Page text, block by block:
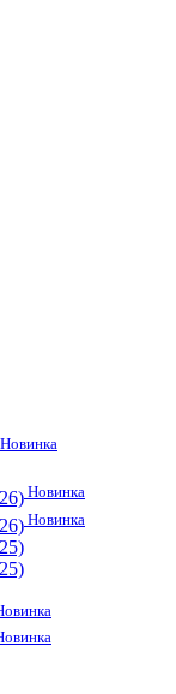
Новинка
Новинка
Новинка